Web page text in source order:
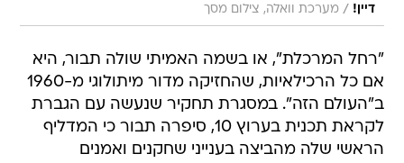
דיין! / מערכת וואלה, צילום מסך
"רחל המרכלת", או בשמה האמיתי שולה תבור, היא
אם כל הרכילאיות, שהחזיקה מדור מיתולוגי מ-1960
ב"העולם הזה". במסגרת תחקיר שנעשה עם הגברת
לקראת תכנית בערוץ 10, סיפרה תבור כי המדליף
הראשי שלה מהביצה בענייני שחקנים ואמנים